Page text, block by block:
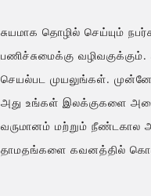
சுயமாக தொழில் செய்யும்
பணிச்சுமைக்கு
செயல்பட முயலுங்கள்.
அது உங்கள் இலக்குகளை
வருமானம் மற்றும் நீண்டகால
தாமதங்களை கவனத்தில்